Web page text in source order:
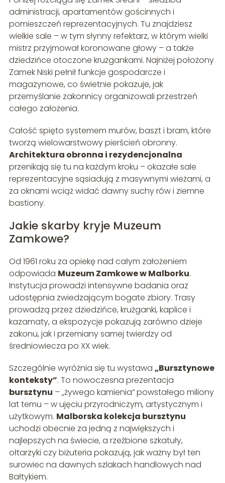
administracji, apartamentów gościnnych i
pomieszczeń reprezentacyjnych. Tu znajdziesz
wielkie sale – w tym słynny refektarz, w którym wielki
mistrz przyjmował koronowane głowy – a także
dziedzińce otoczone krużgankami. Najniżej położony
Zamek Niski pełnił funkcje gospodarcze i
magazynowe, co świetnie pokazuje, jak
przemyślanie zakonnicy organizowali przestrzeń
całego założenia.
Całość spięto systemem murów, baszt i bram, które
tworzą wielowarstwowy pierścień obronny.
Architektura obronna i rezydencjonalna
przenikają się tu na każdym kroku – okazałe sale
reprezentacyjne sąsiadują z masywnymi wieżami, a
za oknami wciąż widać dawny suchy rów i ziemne
bastiony.
Jakie skarby kryje Muzeum
Zamkowe?
Od 1961 roku za opiekę nad całym założeniem
odpowiada Muzeum Zamkowe w Malborku.
Instytucja prowadzi intensywne badania oraz
udostępnia zwiedzającym bogate zbiory. Trasy
prowadzą przez dziedzińce, krużganki, kaplice i
kazamaty, a ekspozycje pokazują zarówno dzieje
zakonu, jak i przemiany samej twierdzy od
średniowiecza po XX wiek.
Szczególnie wyróżnia się tu wystawa „Bursztynowe
konteksty”. To nowoczesna prezentacja
bursztynu – „żywego kamienia” powstałego miliony
lat temu – w ujęciu przyrodniczym, artystycznym i
użytkowym. Malborska kolekcja bursztynu
uchodzi obecnie za jedną z największych i
najlepszych na świecie, a rzeźbione szkatuły,
ołtarzyki czy biżuteria pokazują, jak ważny był ten
surowiec na dawnych szlakach handlowych nad
Bałtykiem.